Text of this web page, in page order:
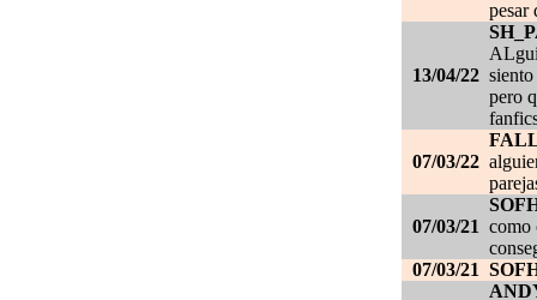
pesar
13/04/22
pero
07/03/22
07/03/21 como
07/03/21